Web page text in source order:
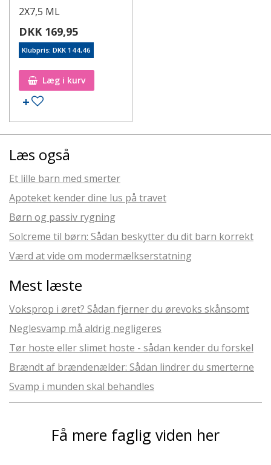
2X7,5 ML
DKK 169,95
Klubpris: DKK 144,46
Læg i kurv
Læs også
Et lille barn med smerter
Apoteket kender dine lus på travet
Børn og passiv rygning
Solcreme til børn: Sådan beskytter du dit barn korrekt
Værd at vide om modermælkserstatning
Mest læste
Voksprop i øret? Sådan fjerner du ørevoks skånsomt
Neglesvamp må aldrig negligeres
Tør hoste eller slimet hoste - sådan kender du forskel
Brændt af brændenælder: Sådan lindrer du smerterne
Svamp i munden skal behandles
Få mere faglig viden her